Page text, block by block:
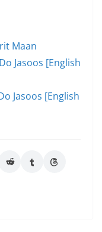
Maan
Jasoos [English
Jasoos [English